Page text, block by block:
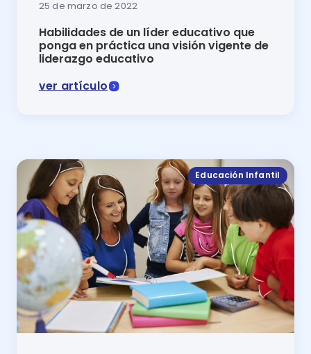
25 de marzo de 2022
Habilidades de un líder educativo que
ponga en práctica una visión vigente de
liderazgo educativo
ver artículo
Educación Infantil